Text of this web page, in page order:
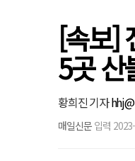
[속보]
5곳 산
황희진 기자
매일신문 입력